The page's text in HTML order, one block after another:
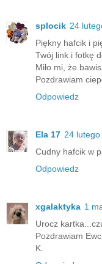
splocik 24
Piękny hafcik i
Twój link i fotkę
Miło mi, że
Pozdrawiam
Odpowiedz
Ela 17 24
Cudny hafcik w
Odpowiedz
xgalaktyka 1
Urocz
Pozdrawiam
K.